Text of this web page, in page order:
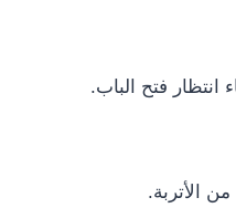
فتح الباب.
الأتربة.